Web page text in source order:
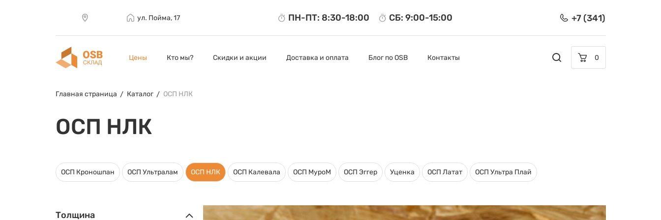
ул. Пойма, 17 ПН-ПТ: 8:30-18:00 СБ: 9:00-15:00 +7 (341)
Цены Кто мы? Скидки и акции Доставка и оплата Блог по OSB Контакты 0
Главная страница Каталог ОСП НЛК
ОСП НЛК
ОСП Кроношпан ОСП Ультралам ОСП НЛК ОСП Калевала ОСП МуроМ ОСП Эггер Уценка ОСП Латат ОСП Ультра Плай
Толщина